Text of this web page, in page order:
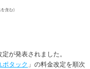
が発表されました。
ポタック 」の料金改定を順次